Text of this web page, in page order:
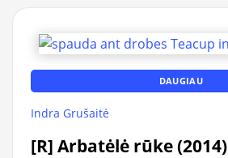
DAUGIAU
Indra Grušaitė
[R] Arbatėlė rūke (2014)